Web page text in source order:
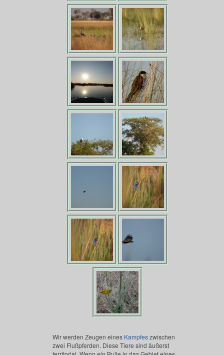
Wir werden Zeugen eines Kampfeszwischen
zwei Flußpferden. Diese Tiere sind äußerst